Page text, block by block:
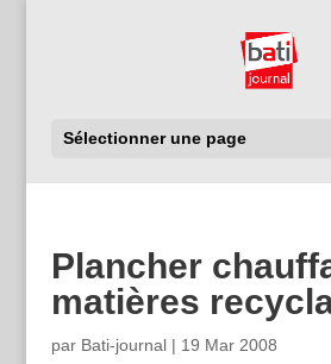
Sélectionner une page
Plancher
matières
par Bati-journal| 19 Mar 2008